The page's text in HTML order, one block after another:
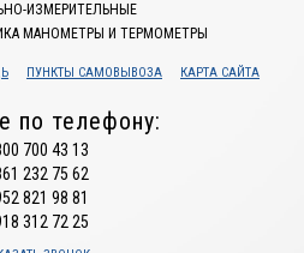
ИЗМЕРИТЕЛЬНЫЕ
МАНОМЕТРЫ И ТЕРМОМЕТРЫ
ПУНКТЫ САМОВЫВОЗА КАРТА САЙТА
по телефону:
700 43 13
232 75 62
821 98 81
312 72 25